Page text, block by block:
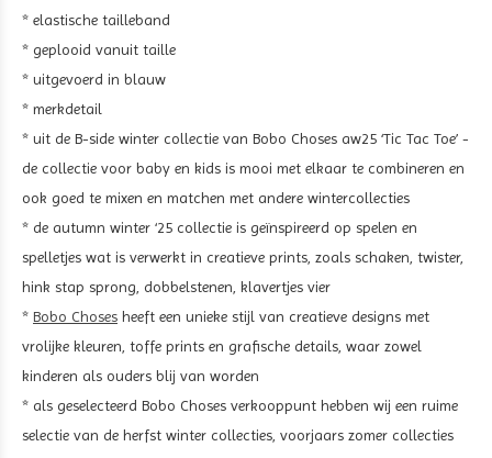
* elastische tailleband
* geplooid vanuit taille
* uitgevoerd in blauw
* merkdetail
* uit de B-side winter collectie van Bobo Choses aw25 ‘Tic Tac Toe’ -
de collectie voor baby en kids is mooi met elkaar te combineren en
ook goed te mixen en matchen met andere wintercollecties
* de autumn winter ‘25 collectie is geïnspireerd op spelen en
spelletjes wat is verwerkt in creatieve prints, zoals schaken, twister,
hink stap sprong, dobbelstenen, klavertjes vier
* Bobo Choses heeft een unieke stijl van creatieve designs met
vrolijke kleuren, toffe prints en grafische details, waar zowel
kinderen als ouders blij van worden
* als geselecteerd Bobo Choses verkooppunt hebben wij een ruime
selectie van de herfst winter collecties, voorjaars zomer collecties